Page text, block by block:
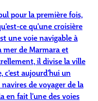
pour la première fois,
ce qu'une croisière
une voie navigable à
de Marmara et
il divise la ville
c'est aujourd'hui un
de voyager de la
en fait l'une des voies